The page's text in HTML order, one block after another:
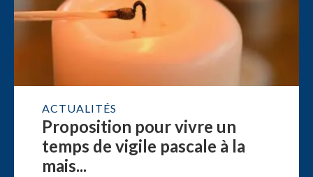
ACTUALITÉS
Proposition pour vivre un
temps de vigile pascale à la
mais...